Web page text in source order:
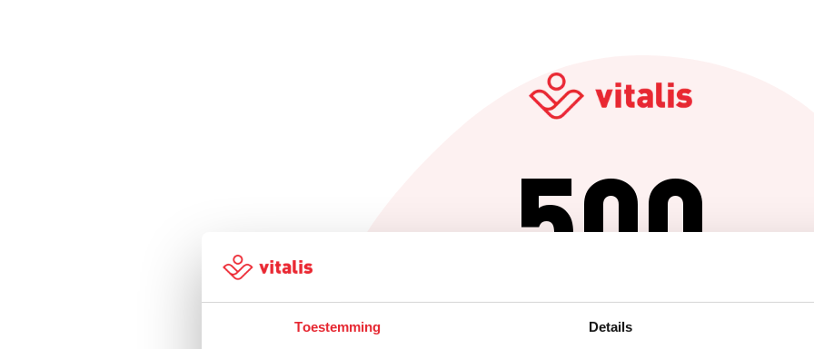
Toestemming Details
500
Er is iets fout gegaan
Probeer het later opnieuw of ga terug naar de homepagina.